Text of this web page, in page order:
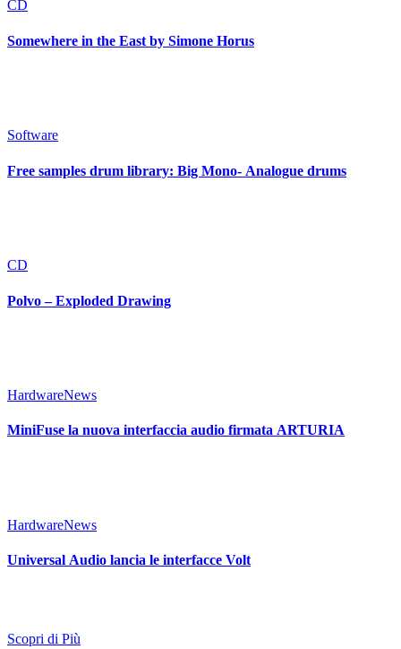
CD
Somewhere in the East by Simone Horus
Software
Free samples drum library: Big Mono- Analogue drums
CD
Polvo – Exploded Drawing
HardwareNews
MiniFuse la nuova interfaccia audio firmata ARTURIA
HardwareNews
Universal Audio lancia le interfacce Volt
Scopri di Più